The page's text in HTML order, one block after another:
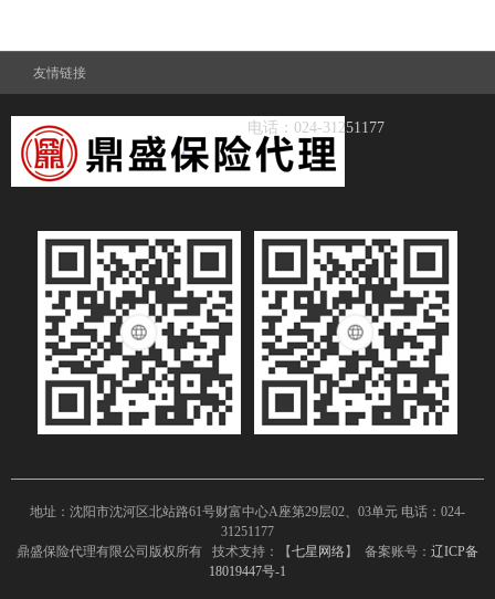
友情链接
电话：024-31251177
地址：沈阳市沈河区北站路61号财富中心A座第29层02、03单元 电话：024-
31251177
鼎盛保险代理有限公司版权所有 技术支持：【七星网络】 备案账号： 辽ICP备
18019447号-1